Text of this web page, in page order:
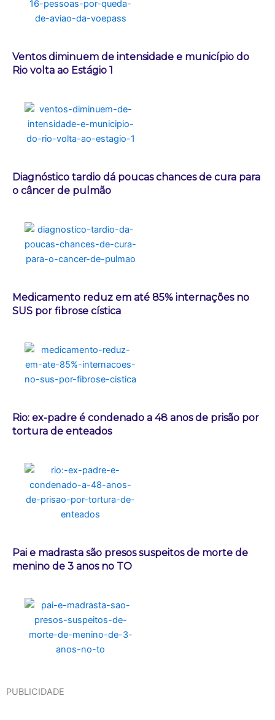
Ventos diminuem de intensidade e município do
Rio volta ao Estágio 1
Diagnóstico tardio dá poucas chances de cura para
o câncer de pulmão
Medicamento reduz em até 85% internações no
SUS por fibrose cística
Rio: ex-padre é condenado a 48 anos de prisão por
tortura de enteados
Pai e madrasta são presos suspeitos de morte de
menino de 3 anos no TO
PUBLICIDADE